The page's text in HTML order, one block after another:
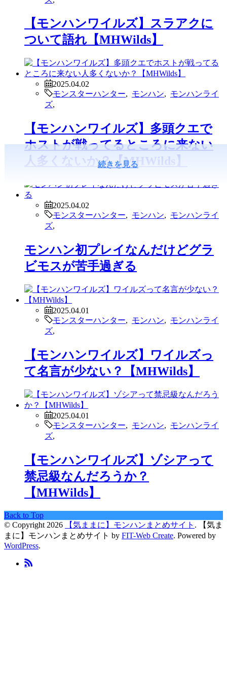
続きを見る
【モンハンワイルズ】スラアクに
ついて語れ【MHWilds】
2025.04.02
モンスターハンター
モンハン
モンハンライ
ズ
【モンハンワイルズ】多頭クエで
ホストが戦ってるところに来ない
人多くないか？【MHWilds】
2025.04.02
モンスターハンター
モンハン
モンハンライ
ズ
モンハン初プレイなんだけどグラ
ビモスが苦手過ぎる
2025.04.01
モンスターハンター
モンハン
モンハンライ
ズ
【モンハンワイルズ】ワイルズっ
て名言が少ない？【MHWilds】
2025.04.01
モンスターハンター
モンハン
モンハンライ
ズ
【モンハンワイルズ】ゾシアって
禁忌級なんだろうか？
【MHWilds】
Back to Top
© Copyright 2026
【気ままに】モンハンまとめサイト .
【気ま
まに】モンハンまとめサイト by FIT-Web Create. Powered by
WordPress.